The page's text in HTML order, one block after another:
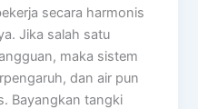
secara harmonis
Jika salah satu
maka sistem
dan air pun
Bayangkan tangki